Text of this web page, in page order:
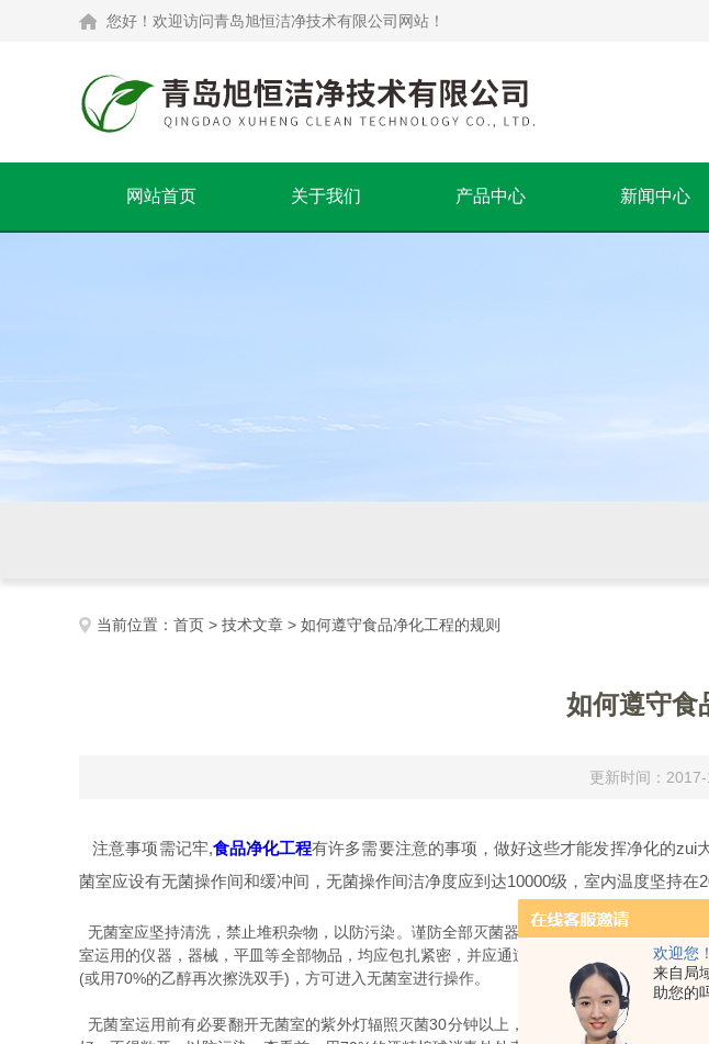
欢迎您！
来自局
助您的
您好！欢迎访问青岛旭恒洁净技术有限公司网站！
网站首页 关于我们 产品中心 新闻中心
当前位置： 首页 > 技术文章 > 如何遵守食品净化工程的规则
如何遵守食
更新时间：
注意事项需记牢,食品净化工程有许多需要注意的事项，做好这些才能发挥净化的
菌室应设有无菌操作间和缓冲间，无菌操作间洁净度应到达10000级，室内温度坚持在
无菌室应坚持清洗，禁止堆积杂物，以防污染。谨防全部灭菌器件和培养基污染，已污染
室运用的仪器，器械，平皿等全部物品，均应包扎紧密，并应通过适合的办法灭菌。作业
(或用70%的乙醇再次擦洗双手)，方可进入无菌室进行操作。
无菌室运用前有必要翻开无菌室的紫外灯辐照灭菌30分钟以上，而且一起翻开超净台进